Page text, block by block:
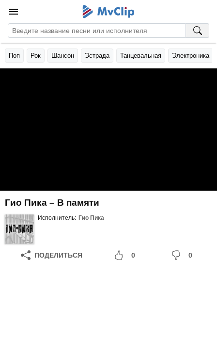
Поп Рок Шансон Эстрада Танцевальная Электроника
Гио Пика – В памяти
Исполнитель: Гио Пика
ПОДЕЛИТЬСЯ 0 0